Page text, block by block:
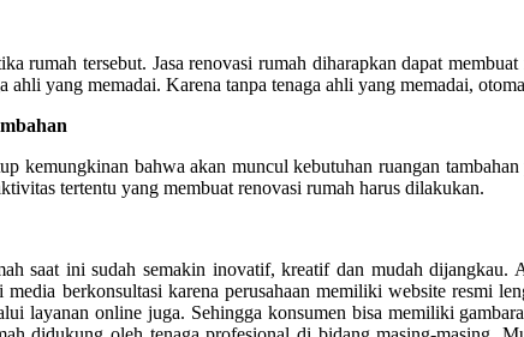
rumah tersebut. Jasa renovasi rumah diharapkan dapat
ahli yang memadai. Karena tanpa tenaga ahli yang memadai,
kemungkinan bahwa akan muncul kebutuhan ruangan
tertentu yang membuat renovasi rumah harus dilakukan.
saat ini sudah semakin inovatif, kreatif dan mudah
berkonsultasi karena perusahaan memiliki website resmi
layanan online juga. Sehingga konsumen bisa memiliki